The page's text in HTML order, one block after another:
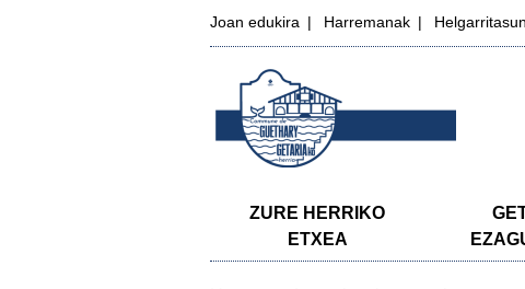
Joan edukira Harremanak
ZURE HERRIKO
ETXEA